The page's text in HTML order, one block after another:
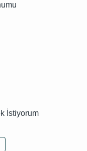
İstiyorum